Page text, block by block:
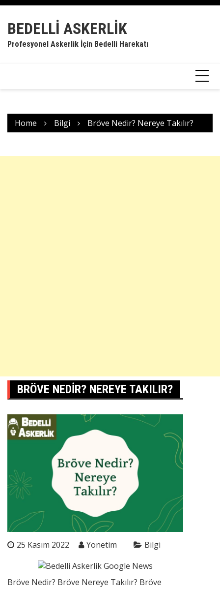
Skip
content
BEDELLI ASKERLIK
Profesyonel Askerlik İçin Bedelli Harekatı
Home Bilgi Bröve Nedir? Nereye Takılır?
BRÖVE NEDIR? NEREYE TAKILIR?
25 Kasım 2022 Yonetim Bilgi
Bröve Nedir? Bröve Nereye Takılır? Bröve